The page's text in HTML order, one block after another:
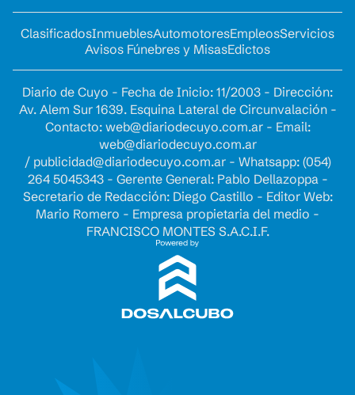
ClasificadosInmueblesAutomotoresEmpleosServicios
Avisos Fúnebres y MisasEdictos
Diario de Cuyo - Fecha de Inicio: 11/2003 - Dirección:
Av. Alem Sur 1639. Esquina Lateral de Circunvalación -
Contacto: web@diariodecuyo.com.ar- Email:
web@diariodecuyo.com.ar
/ publicidad@diariodecuyo.com.ar- Whatsapp: (054)
264 5045343 - Gerente General: Pablo Dellazoppa -
Secretario de Redacción: Diego Castillo - Editor Web:
Mario Romero - Empresa propietaria del medio -
FRANCISCO MONTES S.A.C.I.F.